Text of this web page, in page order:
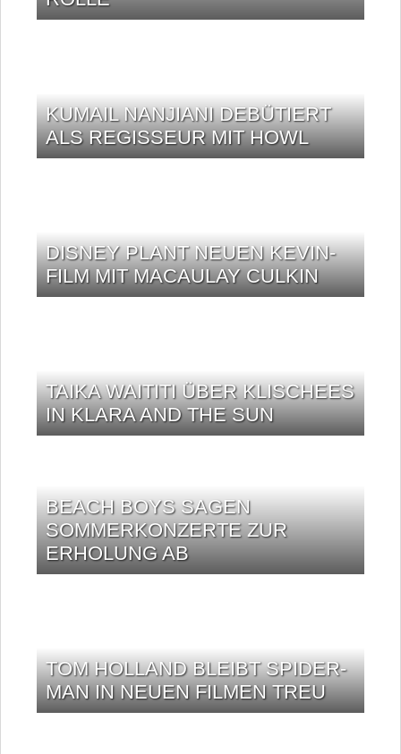
KUMAIL NANJIANI DEBÜTIERT
ALS REGISSEUR MIT HOWL
DISNEY PLANT NEUEN KEVIN-
FILM MIT MACAULAY CULKIN
TAIKA WAITITI ÜBER KLISCHEES
IN KLARA AND THE SUN
BEACH BOYS SAGEN
SOMMERKONZERTE ZUR
ERHOLUNG AB
TOM HOLLAND BLEIBT SPIDER-
MAN IN NEUEN FILMEN TREU